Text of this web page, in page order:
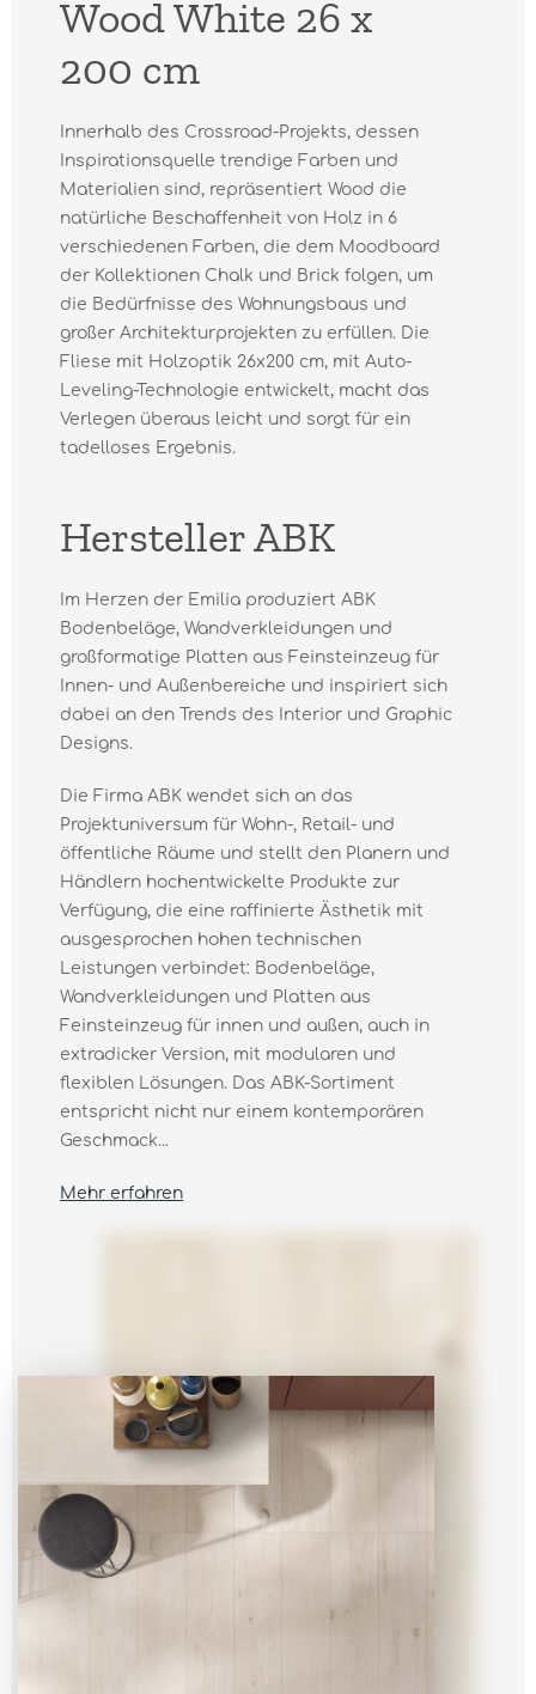
Wood White 26 x
200 cm
Innerhalb des Crossroad-Projekts, dessen
Inspirationsquelle trendige Farben und
Materialien sind, repräsentiert Wood die
natürliche Beschaffenheit von Holz in 6
verschiedenen Farben, die dem Moodboard
der Kollektionen Chalk und Brick folgen, um
die Bedürfnisse des Wohnungsbaus und
großer Architekturprojekten zu erfüllen. Die
Fliese mit Holzoptik 26x200 cm, mit Auto-
Leveling-Technologie entwickelt, macht das
Verlegen überaus leicht und sorgt für ein
tadelloses Ergebnis.
Hersteller ABK
Im Herzen der Emilia produziert ABK
Bodenbeläge, Wandverkleidungen und
großformatige Platten aus Feinsteinzeug für
Innen- und Außenbereiche und inspiriert sich
dabei an den Trends des Interior und Graphic
Designs.
Die Firma ABK wendet sich an das
Projektuniversum für Wohn-, Retail- und
öffentliche Räume und stellt den Planern und
Händlern hochentwickelte Produkte zur
Verfügung, die eine raffinierte Ästhetik mit
ausgesprochen hohen technischen
Leistungen verbindet: Bodenbeläge,
Wandverkleidungen und Platten aus
Feinsteinzeug für innen und außen, auch in
extradicker Version, mit modularen und
flexiblen Lösungen. Das ABK-Sortiment
entspricht nicht nur einem kontemporären
Geschmack...
Mehr erfahren